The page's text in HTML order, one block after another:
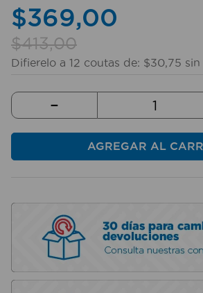
$369,00
$413,00
Difierelo a 12 coutas de: $30,75 sin
－
AGREGAR AL